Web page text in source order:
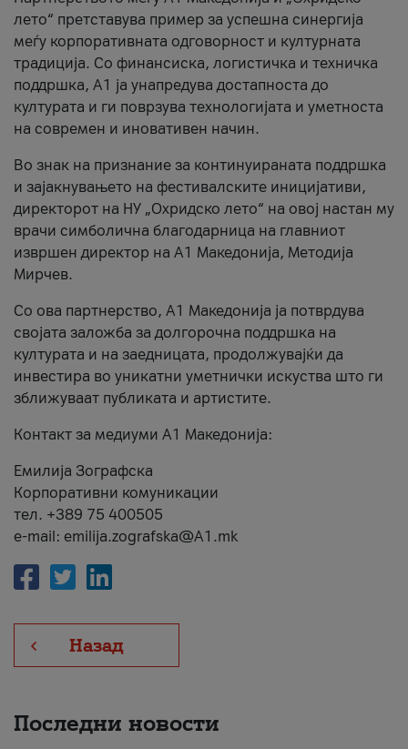
лето“ претставува пример за успешна синергија
меѓу корпоративната одговорност и културната
традиција. Со финансиска, логистичка и техничка
поддршка, A1 ја унапредува достапноста до
културата и ги поврзува технологијата и уметноста
на современ и иновативен начин.
Во знак на признание за континуираната поддршка
и зајакнувањето на фестивалските иницијативи,
директорот на НУ „Охридско лето“ на овој настан му
врачи симболична благодарница на главниот
извршен директор на A1 Македонија, Методија
Мирчев.
Со ова партнерство, A1 Македонија ја потврдува
својата заложба за долгорочна поддршка на
културата и на заедницата, продолжувајќи да
инвестира во уникатни уметнички искуства што ги
зближуваат публиката и артистите.
Контакт за медиуми А1 Македонија:
Емилија Зографска
Корпоративни комуникации
тел. +389 75 400505
e-mail: emilija.zografska@A1.mk
Назад
Последни новости